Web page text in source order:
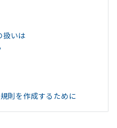
扱いは
則を作成するために